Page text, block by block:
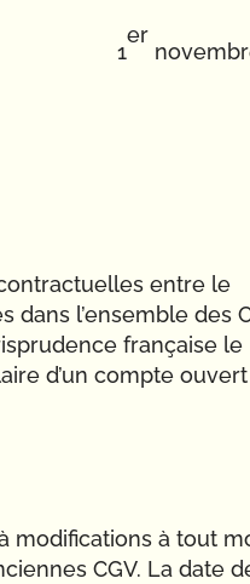
1
er
entre le
dans l’ensemble des
française le
d’un compte ouvert
modifications à tout
CGV. La date